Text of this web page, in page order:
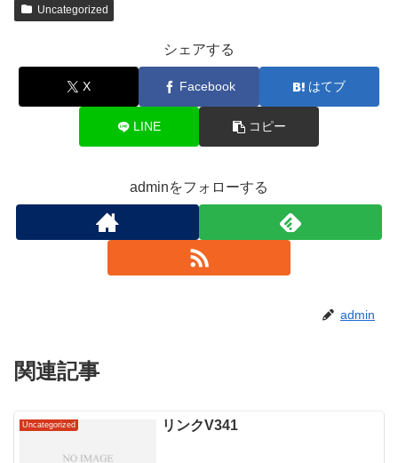
Uncategorized
シェアする
X Facebook はてブ
LINE コピー
adminをフォローする
admin
関連記事
Uncategorized リンクV341